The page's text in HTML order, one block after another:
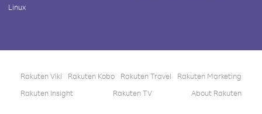
Linux
Rakuten Viki Rakuten Kobo Rakuten Travel
Rakuten Marketing
Rakuten Insight
Rakuten TV About Rakuten